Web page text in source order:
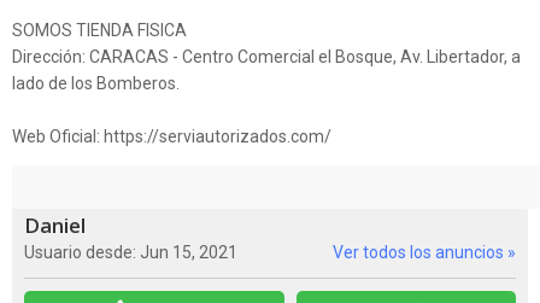
SOMOS TIENDA FISICA
Dirección: CARACAS - Centro Comercial el Bosque, Av. Libertador, a
lado de los Bomberos.
Web Oficial: https://serviautorizados.com/
Daniel
Usuario desde: Jun 15, 2021 Ver todos los anuncios »